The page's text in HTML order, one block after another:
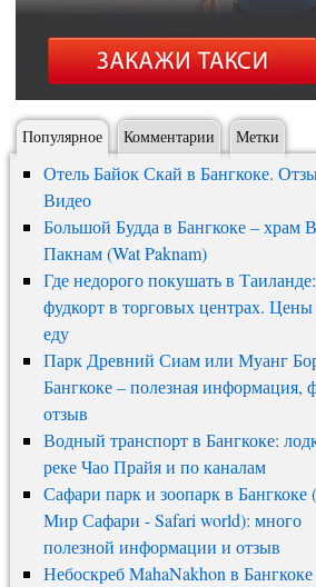
Популярное Комментарии Метки
Отель Байок Скай в Бангкоке.
Видео
Большой Будда в Бангкоке – храм
Пакнам (Wat Paknam)
Где недорого покушать в Таиланде:
фудкорт в торговых центрах. Цены
еду
Парк Древний Сиам или Муанг
Бангкоке – полезная информация,
отзыв
Водный транспорт в Бангкоке:
реке Чао Прайя и по каналам
Сафари парк и зоопарк в Бангкоке
Мир Сафари - Safari world): много
полезной информации и отзыв
Небоскреб MahaNakhon в